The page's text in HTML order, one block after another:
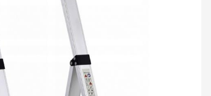
e Clima